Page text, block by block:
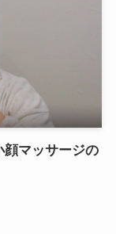
顔マッサージの